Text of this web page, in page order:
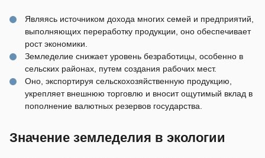
Являясь источником дохода многих семей и предприятий,
выполняющих переработку продукции, оно обеспечивает
рост экономики.
Земледелие снижает уровень безработицы, особенно в
сельских районах, путем создания рабочих мест.
Оно, экспортируя сельскохозяйственную продукцию,
укрепляет внешнюю торговлю и вносит ощутимый вклад в
пополнение валютных резервов государства.
Значение земледелия в экологии